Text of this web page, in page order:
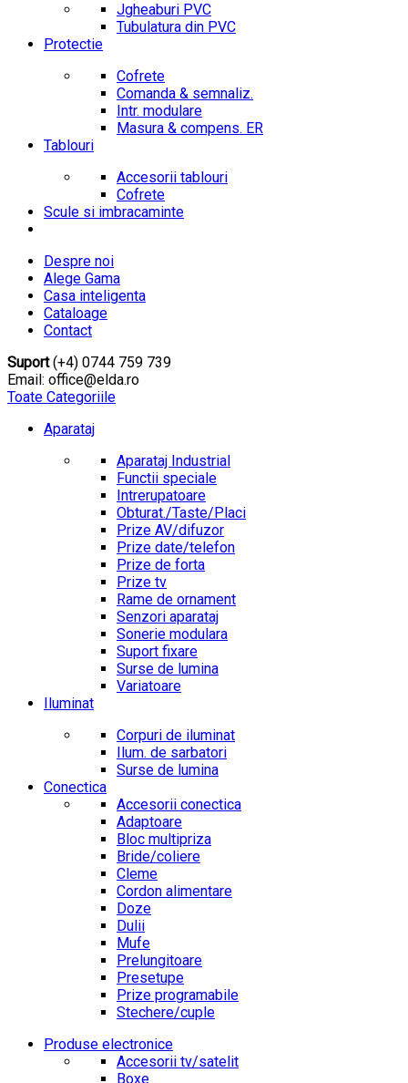
Jgheaburi PVC
Tubulatura din PVC
Protectie
Cofrete
Comanda & semnaliz.
Intr. modulare
Masura & compens. ER
Tablouri
Accesorii tablouri
Cofrete
Scule si imbracaminte
Despre noi
Alege Gama
Casa inteligenta
Cataloage
Contact
Suport(+4) 0744 759 739
Email: office@elda.ro
Toate Categoriile
Aparataj
Aparataj Industrial
Functii speciale
Intrerupatoare
Obturat./Taste/Placi
Prize AV/difuzor
Prize date/telefon
Prize de forta
Prize tv
Rame de ornament
Senzori aparataj
Sonerie modulara
Suport fixare
Surse de lumina
Variatoare
Iluminat
Corpuri de iluminat
Ilum. de sarbatori
Surse de lumina
Conectica
Accesorii conectica
Adaptoare
Bloc multipriza
Bride/coliere
Cleme
Cordon alimentare
Doze
Dulii
Mufe
Prelungitoare
Presetupe
Prize programabile
Stechere/cuple
Produse electronice
Accesorii tv/satelit
Boxe